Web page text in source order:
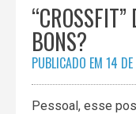
BONS?
PUBLICADO EM 14
Pessoal, esse